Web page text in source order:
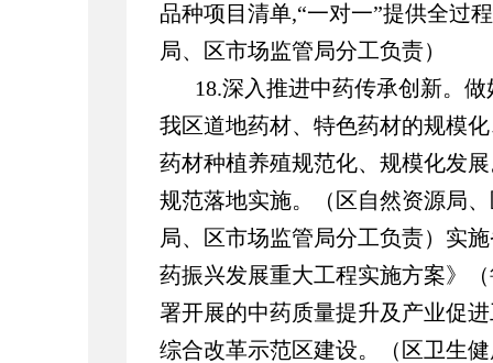
品种项目清单,“一对一”提供全过
局、区市场监管局分工负责）
18.深入推进中药传承创新。
我区道地药材、特色药材的规模
药材种植养殖规范化、规模化发
规范落地实施。（区自然资源局
局、区市场监管局分工负责）实
药振兴发展重大工程实施方案》
署开展的中药质量提升及产业促
综合改革示范区建设。（区卫生